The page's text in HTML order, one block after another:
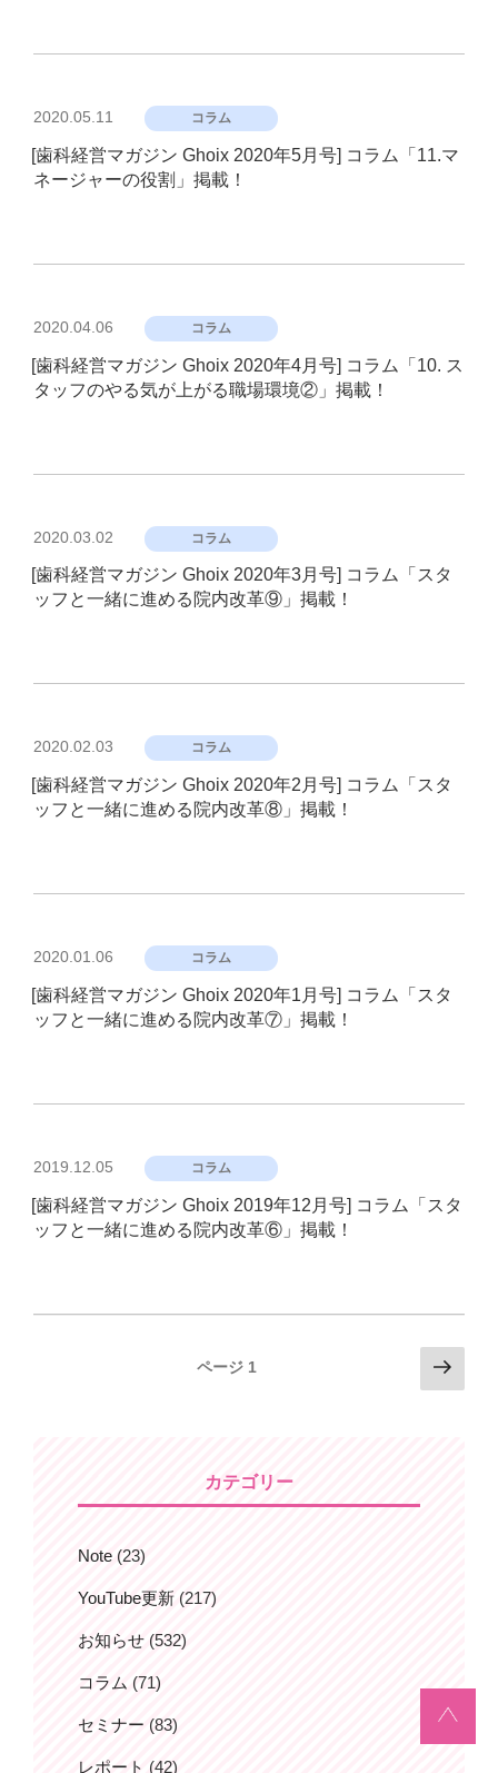
投
日:
2020.05.11 コラム
[歯科経営マガジン Ghoix 2020年5月号] コラム「11.マ
ネージャーの役割」掲載！
投
日:
2020.04.06 コラム
[歯科経営マガジン Ghoix 2020年4月号] コラム「10. ス
タッフのやる気が上がる職場環境②」掲載！
投
日:
2020.03.02 コラム
[歯科経営マガジン Ghoix 2020年3月号] コラム「スタ
ッフと一緒に進める院内改革⑨」掲載！
投
日:
2020.02.03 コラム
[歯科経営マガジン Ghoix 2020年2月号] コラム「スタ
ッフと一緒に進める院内改革⑧」掲載！
投
日:
2020.01.06 コラム
[歯科経営マガジン Ghoix 2020年1月号] コラム「スタ
ッフと一緒に進める院内改革⑦」掲載！
投
日:
2019.12.05 コラム
[歯科経営マガジン Ghoix 2019年12月号] コラム「スタ
ッフと一緒に進める院内改革⑥」掲載！
ページ 1
次
の
カテゴリー
Note (23)
YouTube更新 (217)
お知らせ (532)
コラム (71)
セミナー (83)
レポート (42)